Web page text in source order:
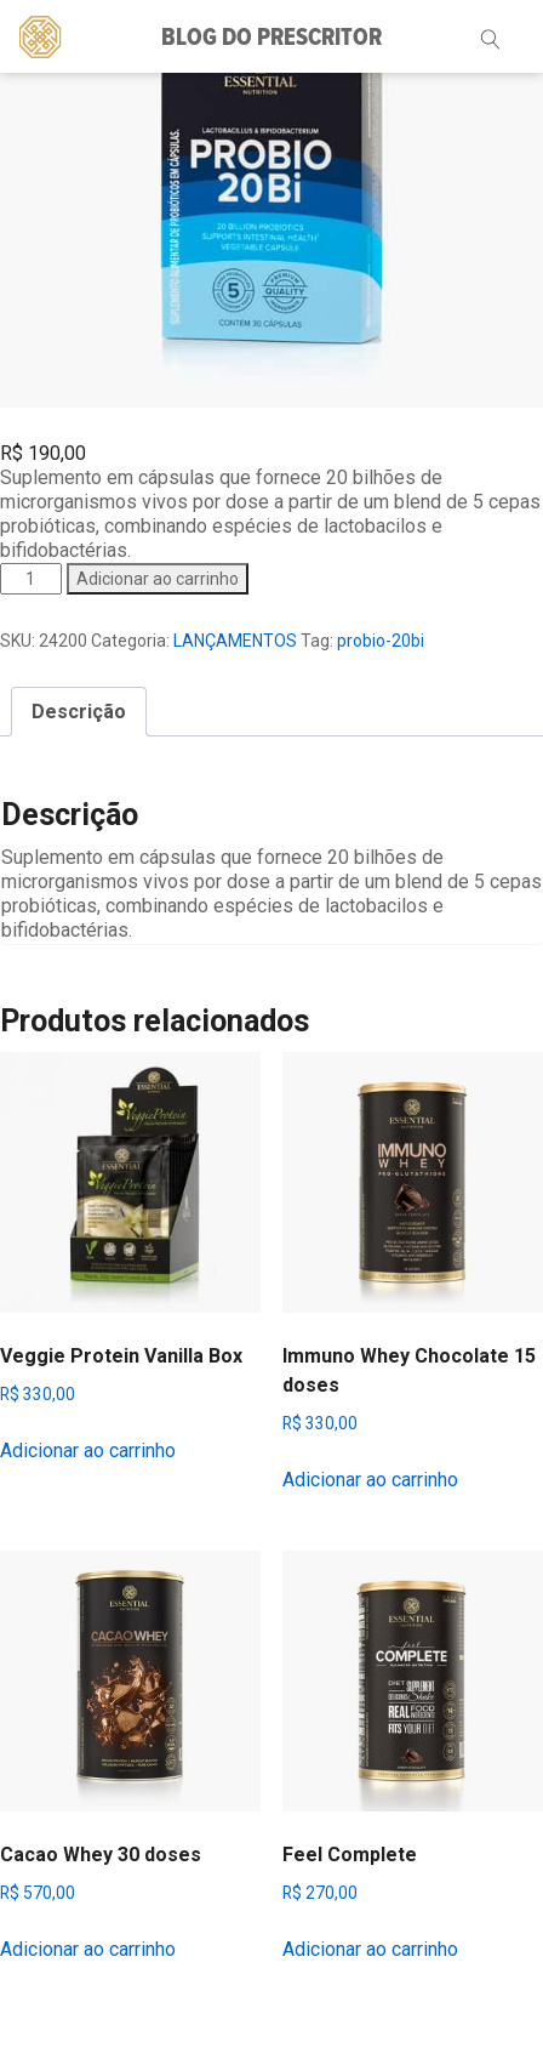
BLOG DO PRESCRITOR
Pesquisar
por:
R$ 190,00
Suplemento em cápsulas que fornece 20 bilhões de
microrganismos vivos por dose a partir de um blend de 5 cepas
probióticas, combinando espécies de lactobacilos e
bifidobactérias.
Probio
20Bi
Adicionar ao carrinho
SKU: 24200 Categoria: LANÇAMENTOS Tag: probio-20bi
Descrição
Descrição
Suplemento em cápsulas que fornece 20 bilhões de
microrganismos vivos por dose a partir de um blend de 5 cepas
probióticas, combinando espécies de lactobacilos e
bifidobactérias.
Produtos relacionados
Veggie Protein Vanilla Box
R$ 330,00
Adicionar ao carrinho
Immuno Whey Chocolate 15
doses
R$ 330,00
Adicionar ao carrinho
Cacao Whey 30 doses
R$ 570,00
Adicionar ao carrinho
Feel Complete
R$ 270,00
Adicionar ao carrinho